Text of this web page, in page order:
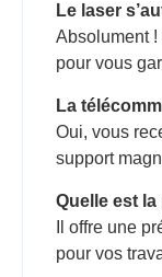
Le laser
Absolument !
pour vous
La
Oui, vous
support
Quelle est
Il offre une
pour vos